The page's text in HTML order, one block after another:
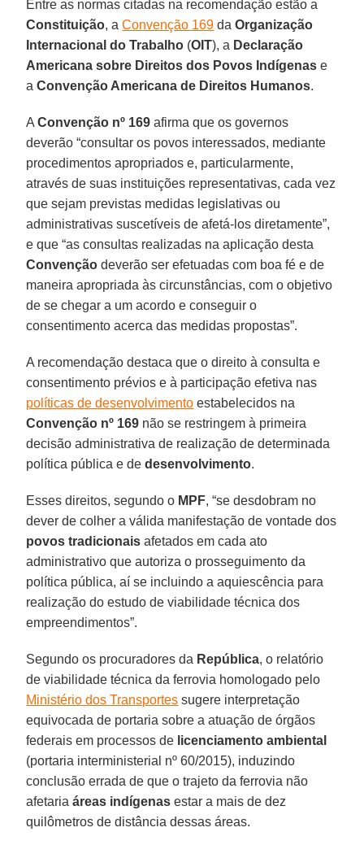
Entre as normas citadas na recomendação estão a
Constituição, aConvenção 169 daOrganização
Internacional do Trabalho (OIT), a Declaração
Americana sobre Direitos dos Povos Indígenas e
aConvenção Americana de Direitos Humanos.
AConvenção nº 169 afirma que os governos
deverão “consultar os povos interessados, mediante
procedimentos apropriados e, particularmente,
através de suas instituições representativas, cada vez
que sejam previstas medidas legislativas ou
administrativas suscetíveis de afetá-los diretamente”,
e que “as consultas realizadas na aplicação desta
Convenção deverão ser efetuadas com boa fé e de
maneira apropriada às circunstâncias, com o objetivo
de se chegar a um acordo e conseguir o
consentimento acerca das medidas propostas”.
A recomendação destaca que o direito à consulta e
consentimento prévios e à participação efetiva nas
políticas de desenvolvimento estabelecidos na
Convenção nº 169 não se restringem à primeira
decisão administrativa de realização de determinada
política pública e dedesenvolvimento.
Esses direitos, segundo o MPF, “se desdobram no
dever de colher a válida manifestação de vontade dos
povos tradicionais afetados em cada ato
administrativo que autoriza o prosseguimento da
política pública, aí se incluindo a aquiescência para
realização do estudo de viabilidade técnica dos
empreendimentos”.
Segundo os procuradores da República, o relatório
de viabilidade técnica da ferrovia homologado pelo
Ministério dos Transportes sugere interpretação
equivocada de portaria sobre a atuação de órgãos
federais em processos de licenciamento ambiental
(portaria interministerial nº 60/2015), induzindo
conclusão errada de que o trajeto da ferrovia não
afetariaáreas indígenas estar a mais de dez
quilômetros de distância dessas áreas.